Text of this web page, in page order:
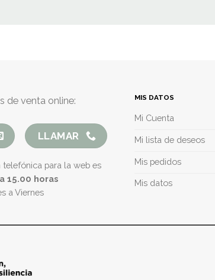
de venta online:
LLAMAR
para la web es
15.00 horas
a Viernes
MIS DATOS
Mi Cuenta
Mi lista de deseos
Mis pedidos
Mis datos